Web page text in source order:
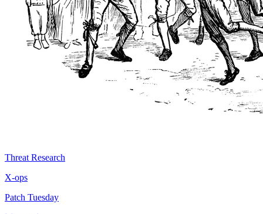
Threat Research
X-ops
Patch Tuesday